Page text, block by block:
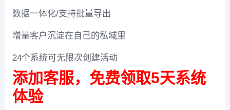
数据一体化/支持批量导出
增量客户沉淀在自己的私域里
24个系统可无限次创建活动
添加客服，免费领取5天系统
体验